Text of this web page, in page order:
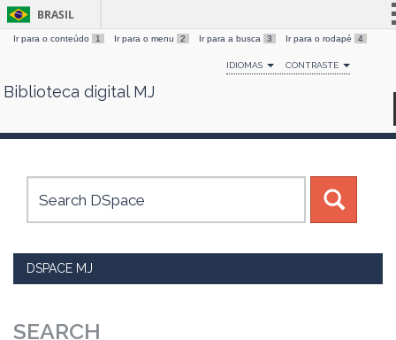
Skip
BRASIL
Simplifique!
Comunica BR
Canais
Ir para o conteúdo 1 Ir para o menu 2 Ir para a busca 3 Ir para o rodapé 4
IDIOMAS CONTRASTE
Biblioteca digital MJ
DSPACE MJ
SEARCH